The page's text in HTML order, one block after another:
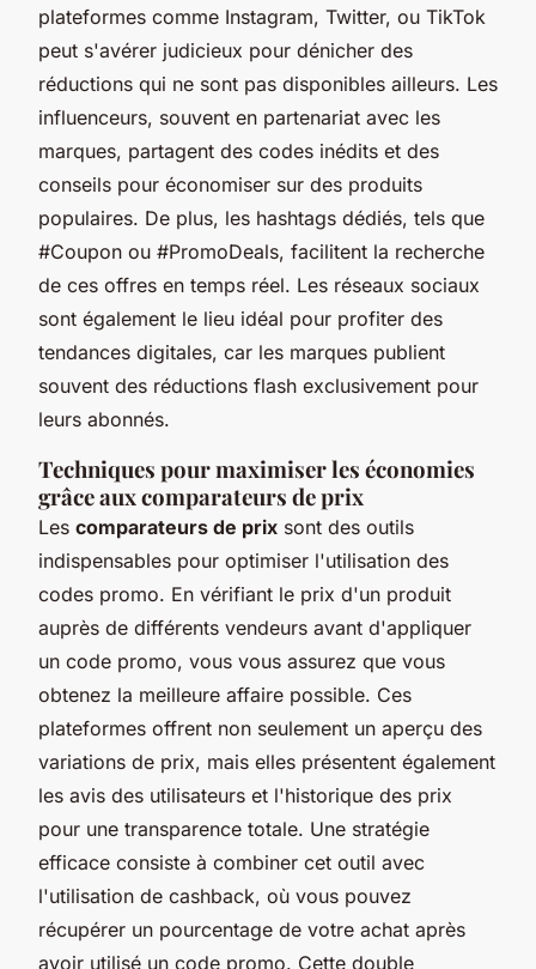
plateformes comme Instagram, Twitter, ou TikTok
peut s'avérer judicieux pour dénicher des
réductions qui ne sont pas disponibles ailleurs. Les
influenceurs, souvent en partenariat avec les
marques, partagent des codes inédits et des
conseils pour économiser sur des produits
populaires. De plus, les hashtags dédiés, tels que
#Coupon ou #PromoDeals, facilitent la recherche
de ces offres en temps réel. Les réseaux sociaux
sont également le lieu idéal pour profiter des
tendances digitales, car les marques publient
souvent des réductions flash exclusivement pour
leurs abonnés.
Techniques pour maximiser les économies
grâce aux comparateurs de prix
Les comparateurs de prix sont des outils
indispensables pour optimiser l'utilisation des
codes promo. En vérifiant le prix d'un produit
auprès de différents vendeurs avant d'appliquer
un code promo, vous vous assurez que vous
obtenez la meilleure affaire possible. Ces
plateformes offrent non seulement un aperçu des
variations de prix, mais elles présentent également
les avis des utilisateurs et l'historique des prix
pour une transparence totale. Une stratégie
efficace consiste à combiner cet outil avec
l'utilisation de cashback, où vous pouvez
récupérer un pourcentage de votre achat après
avoir utilisé un code promo. Cette double